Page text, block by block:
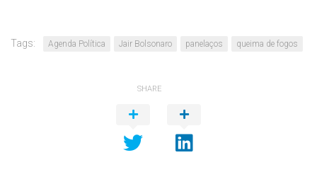
Tags: Agenda Política Jair Bolsonaro panelaços queima de fogos
SHARE